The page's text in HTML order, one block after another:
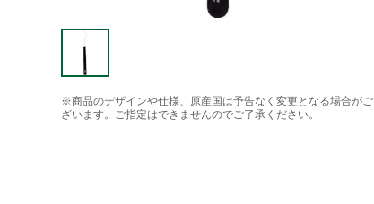
※商品のデザインや仕様、原産国は予告なく変更となる場合がご
ざいます。ご指定はできませんのでご了承ください。